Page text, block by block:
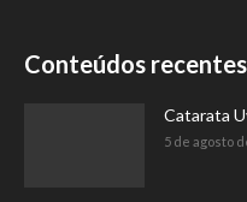
Conteúdos recentes
Catarata
5 de agosto